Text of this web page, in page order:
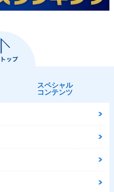
スペシャル
コンテンツ